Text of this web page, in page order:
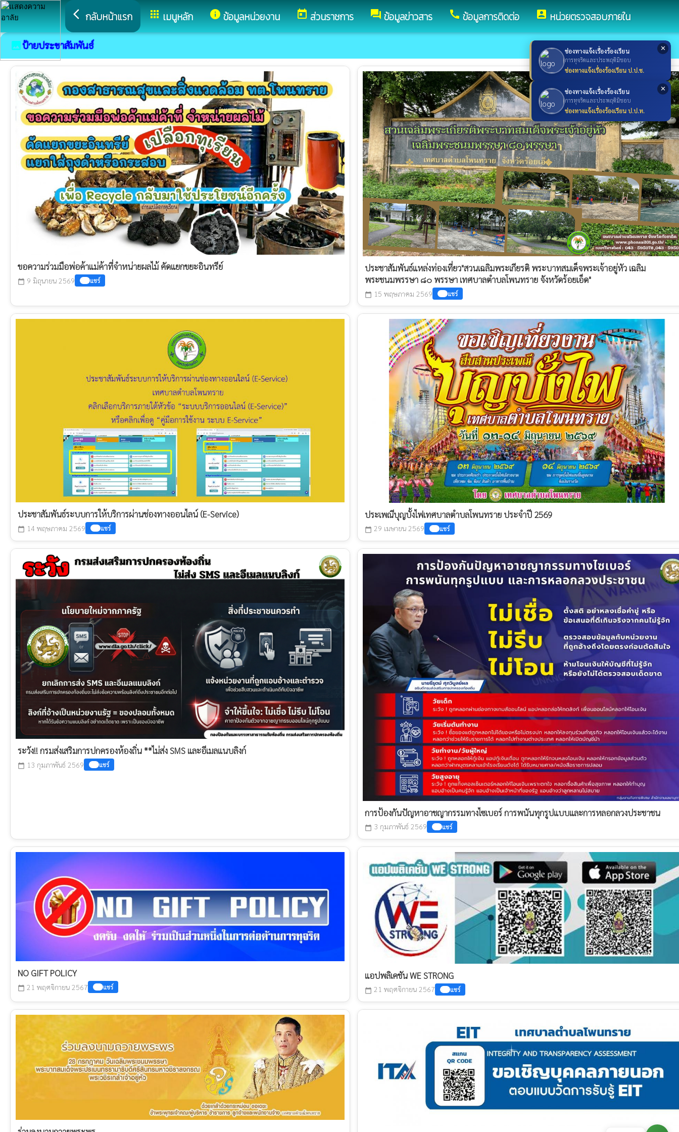
✕
ช่องทางแจ้งเรื่องร้องเรียน
การทุจริตและประพฤติมิชอบ
ช่องทางแจ้งเรื่องร้องเรียน ป.ป.ช.
✕
ช่องทางแจ้งเรื่องร้องเรียน
การทุจริตและประพฤติมิชอบ
ช่องทางแจ้งเรื่องร้องเรียน ป.ป.ท.
arrow_back_ios กลับหน้าแรก appsเมนูหลัก infoข้อมูลหน่วยงาน todayส่วนราชการ forumข้อมูลข่าวสาร callข้อมูลการติดต่อ account_boxหน่วยตรวจสอบภายใน
imageป้ายประชาสัมพันธ์
ขอความร่วมมือพ่อค้าแม่ค้าที่จำหน่ายผลไม้ คัดแยกขยะอินทรีย์
calendar_today 9 มิถุนายน 2569 แชร์
ประชาสัมพันธ์แหล่งท่องเที่ยว"สวนเฉลิมพระเกียรติ พระบาทสมเด็จพระเจ้าอยู่หัว เฉลิม
พระชนมพรรษา ๘๐ พรรษา เทศบาลตำบลโพนทราย จังหวัดร้อยเอ็ด"
calendar_today 15 พฤษภาคม 2569 แชร์
ประชาสัมพันธ์ระบบการให้บริการผ่านช่องทางออนไลน์ (E-Service)
calendar_today 14 พฤษภาคม 2569 แชร์
ประเพณีบุญบั้งไฟเทศบาลตำบลโพนทราย ประจำปี 2569
calendar_today 29 เมษายน 2569 แชร์
ระวัง!! กรมส่งเสริมการปกครองห้องถิ่น **ไม่ส่ง SMS และอีเมลแนบลิงก์
calendar_today 13 กุมภาพันธ์ 2569 แชร์
การป้องกันปัญหาอาชญากรรมทางไซเบอร์ การพนันทุกรูปแบบและการหลอกลวงประชาชน
calendar_today 3 กุมภาพันธ์ 2569 แชร์
NO GIFT POLICY
calendar_today 21 พฤศจิกายน 2567 แชร์
แอปพลิเคชัน WE STRONG
calendar_today 21 พฤศจิกายน 2567 แชร์